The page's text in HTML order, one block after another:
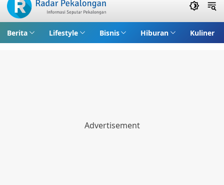
Berita Lifestyle Bisnis Hiburan Kuliner